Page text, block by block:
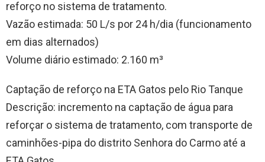
reforço no sistema de tratamento.
Vazão estimada: 50 L/s por 24 h/dia (funcionamento
em dias alternados)
Volume diário estimado: 2.160 m³
Captação de reforço na ETA Gatos pelo Rio Tanque
Descrição: incremento na captação de água para
reforçar o sistema de tratamento, com transporte de
caminhões-pipa do distrito Senhora do Carmo até a